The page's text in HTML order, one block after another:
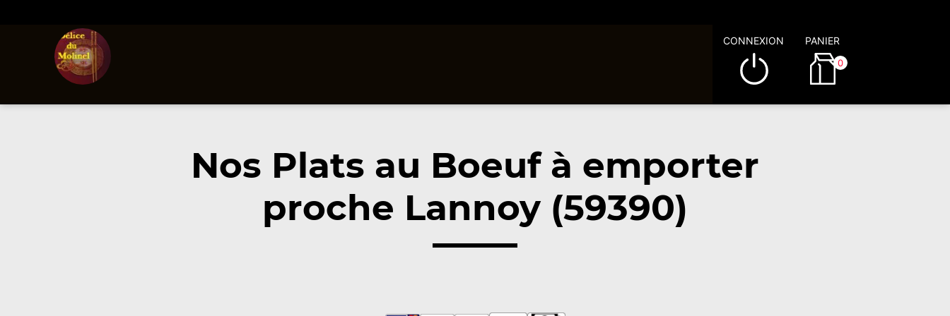
CONNEXION PANIER
0
Nos Plats au Boeuf à emporter
proche Lannoy (59390)